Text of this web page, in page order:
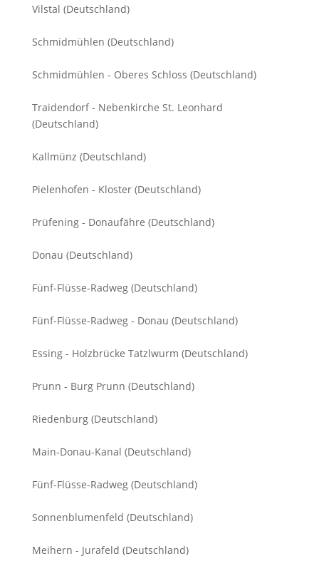
Vilstal (Deutschland)
Schmidmühlen (Deutschland)
Schmidmühlen - Oberes Schloss (Deutschland)
Traidendorf - Nebenkirche St. Leonhard
(Deutschland)
Kallmünz (Deutschland)
Pielenhofen - Kloster (Deutschland)
Prüfening - Donaufähre (Deutschland)
Donau (Deutschland)
Fünf-Flüsse-Radweg (Deutschland)
Fünf-Flüsse-Radweg - Donau (Deutschland)
Essing - Holzbrücke Tatzlwurm (Deutschland)
Prunn - Burg Prunn (Deutschland)
Riedenburg (Deutschland)
Main-Donau-Kanal (Deutschland)
Fünf-Flüsse-Radweg (Deutschland)
Sonnenblumenfeld (Deutschland)
Meihern - Jurafeld (Deutschland)